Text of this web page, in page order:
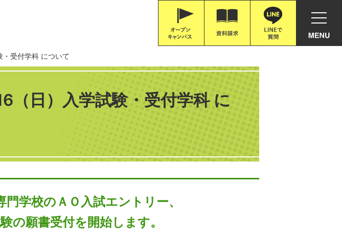
・受付学科 について
（日）入学試験・受付学科 に
門学校のＡＯ入試エントリー、
の願書受付を開始します。